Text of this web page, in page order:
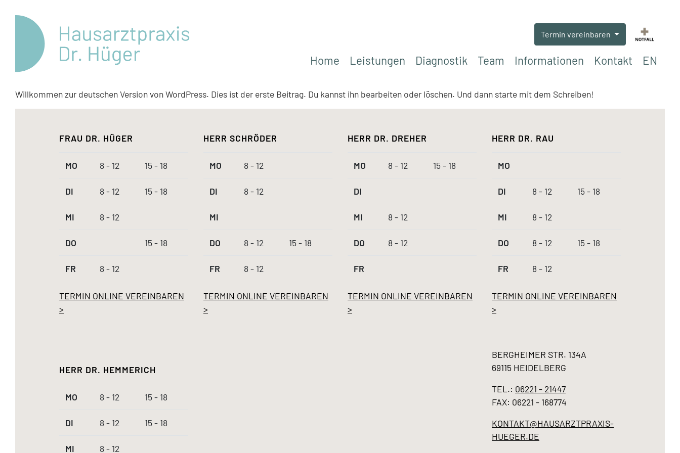
Termin vereinbaren
Home Leistungen Diagnostik Team Informationen Kontakt EN
Willkommen zur deutschen Version von WordPress. Dies ist der erste Beitrag. Du kannst ihn bearbeiten oder löschen. Und dann starte mit dem Schreiben!
FRAU DR. HÜGER
MO 8 - 12 15 - 18
DI 8 - 12 15 - 18
MI 8 - 12
DO 15 - 18
FR 8 - 12
TERMIN ONLINE VEREINBAREN
>
HERR SCHRÖDER
MO 8 - 12
DI 8 - 12
MI
DO 8 - 12 15 - 18
FR 8 - 12
TERMIN ONLINE VEREINBAREN
>
HERR DR. DREHER
MO 8 - 12 15 - 18
DI
MI 8 - 12
DO 8 - 12
FR
TERMIN ONLINE VEREINBAREN
>
HERR DR. RAU
MO
DI 8 - 12 15 - 18
MI 8 - 12
DO 8 - 12 15 - 18
FR 8 - 12
TERMIN ONLINE VEREINBAREN
>
HERR DR. HEMMERICH
MO 8 - 12 15 - 18
DI 8 - 12 15 - 18
MI 8 - 12
BERGHEIMER STR. 134A
69115 HEIDELBERG
TEL.: 06221 - 21447
FAX: 06221 - 168774
KONTAKT@HAUSARZTPRAXIS-
HUEGER.DE